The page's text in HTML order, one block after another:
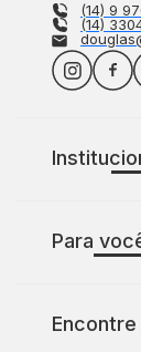
(14) 9
(14)
Política de
Para
Casas